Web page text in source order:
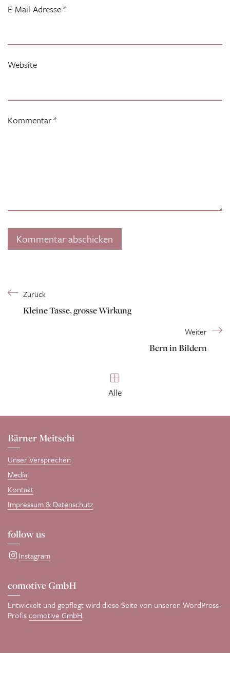
E-Mail-Adresse*
Website
Kommentar*
Zurück
Kleine Tasse, grosse Wirkung
Alle
Weiter
Bern in Bildern
Bärner Meitschi
Unser Versprechen
Media
Kontakt
Impressum & Datenschutz
follow us
Instagram
comotive GmbH
Entwickelt und gepflegt wird diese Seite von unseren WordPress-
Profiscomotive GmbH.